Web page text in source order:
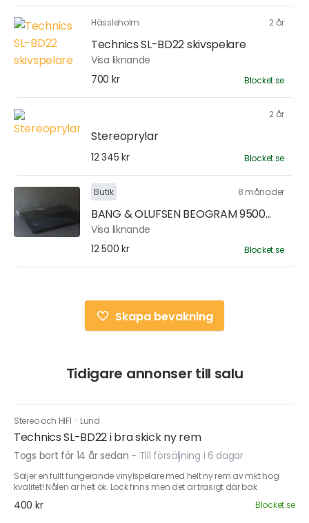
Hässleholm 2 år
Technics SL-BD22 skivspelare
Visa liknande
700 kr
Blocket.se
2 år
Stereoprylar
12 345 kr Blocket.se
Butik 8 månader
BANG & OLUFSEN BEOGRAM 9500...
Visa liknande
12 500 kr
Blocket.se
Skapa bevakning
Tidigare annonser till salu
Stereo och HIFI · Lund
Technics SL-BD22 i bra skick ny rem
Togs bort för 14 år sedan - Till försäljning i 6 dagar
Säljer en fullt fungerande vinylspelare med helt ny rem av mkt hög
kvalitet! Nålen är helt ok. Lock finns men det är trasigt där bak
400 kr Blocket.se